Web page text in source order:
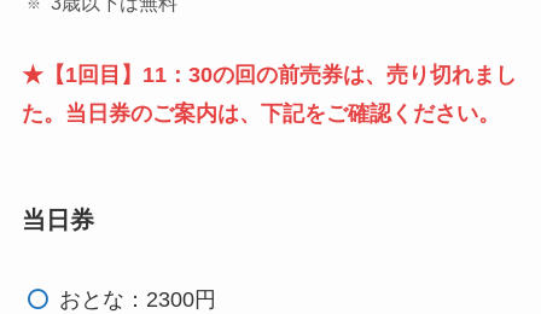
★【1回目】11：30の回の前売券は、売り切れまし
た。当日券のご案内は、下記をご確認ください。
当日券
おとな：2300円